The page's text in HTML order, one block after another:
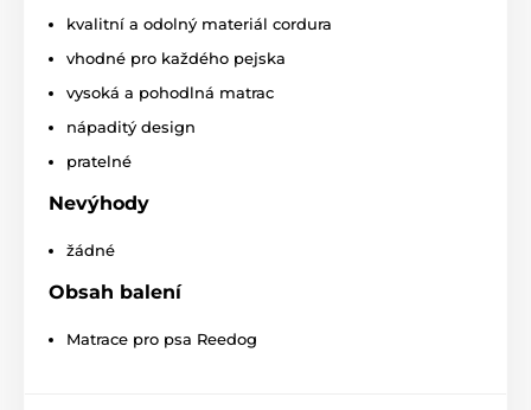
se stane pohodlným a měkkým pelíškem pro vašeho
pejska. Nejenže je tato matrac vyrobená z kvalitní
ji snadno můžete vyprat v pračce.
kvalitní a odolný materiál cordura
vhodné pro každého pejska
vysoká a pohodlná matrac
nápaditý design
pratelné
Nevýhody
žádné
Obsah balení
Matrace pro psa Reedog